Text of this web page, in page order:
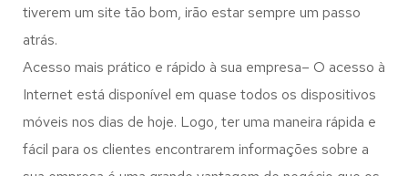
tiverem um site tão bom, irão estar sempre um passo
atrás.
Acesso mais prático e rápido à sua empresa– O acesso à
Internet está disponível em quase todos os dispositivos
móveis nos dias de hoje. Logo, ter uma maneira rápida e
fácil para os clientes encontrarem informações sobre a